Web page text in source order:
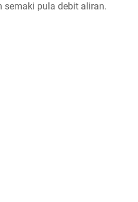
semaki pula debit aliran.